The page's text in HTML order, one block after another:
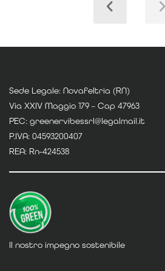
Sede Legale: Novafeltria (RN)
Via XXIV Maggio 179 – Cap 47963
PEC: greenervibessrl@legalmail.it
P.IVA: 04593200407
REA: Rn-424538
Il nostro impegno sostenibile